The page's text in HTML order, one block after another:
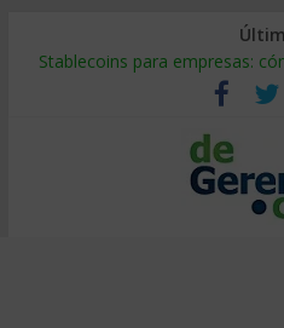
Stablecoins para empresas:
Despido silencioso: qué es y
IA en selección de personal:
Trabajo forzoso en la cadena
Mercado hispano de EE. UU.: